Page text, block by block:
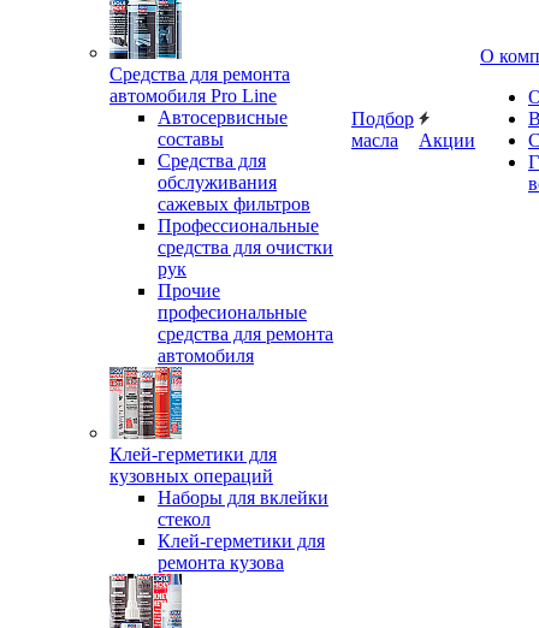
Средства для ремонта
автомобиля Pro Line
Автосервисные
составы
Средства для
обслуживания
сажевых фильтров
Профессиональные
средства для очистки
рук
Прочие
професиональные
средства для ремонта
автомобиля
Клей-герметики для
кузовных операций
Наборы для вклейки
стекол
Клей-герметики для
ремонта кузова
Подбор
масла
Акции
О